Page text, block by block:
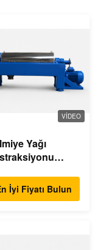
VIDEO
Yağı
İyi Fiyatı Bulun